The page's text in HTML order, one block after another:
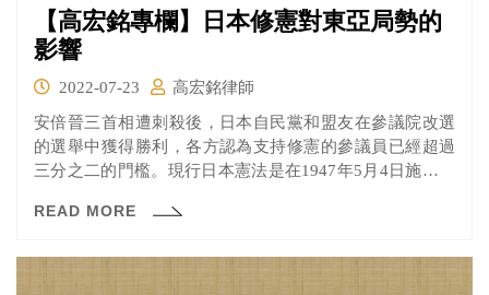
【高宏銘專欄】日本修憲對東亞局勢的
影響
2022-07-23
高宏銘律師
安倍晉三首相遭刺殺後，日本自民黨和盟友在參議院改選
的選舉中獲得勝利，各方認為支持修憲的參議員已經超過
三分之二的門檻。現行日本憲法是在1947年5月4日施行，
憲法是否可以表彰日本國民的意志，其實有很多爭議。其
READ MORE